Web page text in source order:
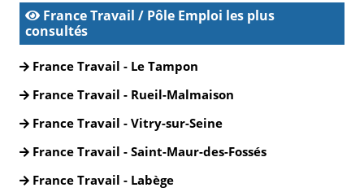
France Travail / Pôle Emploi les plus
consultés
France Travail - Le Tampon
France Travail - Rueil-Malmaison
France Travail - Vitry-sur-Seine
France Travail - Saint-Maur-des-Fossés
France Travail - Labège